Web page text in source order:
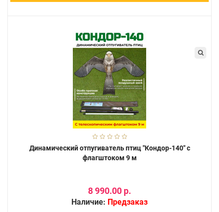
Динамический отпугиватель птиц "Кондор-140" с
флагштоком 9 м
8 990.00 р.
Наличие: Предзаказ